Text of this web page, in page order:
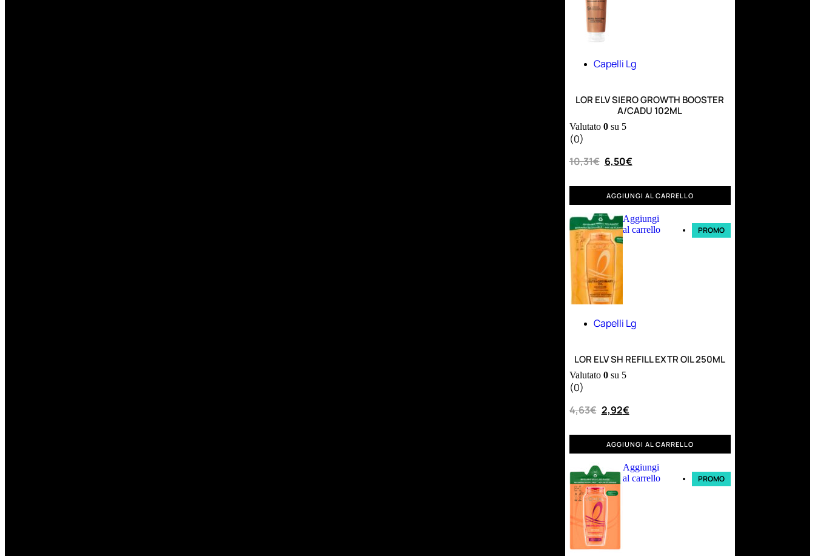
Capelli Lg
LOR ELV SIERO GROWTH BOOSTER
A/CADU 102ML
Valutato 0su 5
(0)
10,31€ 6,50€
AGGIUNGI AL CARRELLO
Aggiungi
al carrello
PROMO
Capelli Lg
LOR ELV SH REFILL EXTR OIL 250ML
Valutato 0su 5
(0)
4,63€ 2,92€
AGGIUNGI AL CARRELLO
Aggiungi
al carrello
PROMO